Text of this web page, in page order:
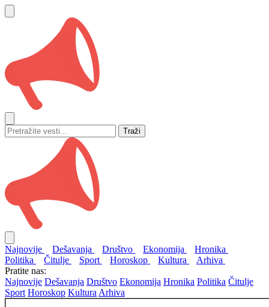
Traži
Najnovije Dešavanja Društvo Ekonomija
Hronika
Politika
Čitulje Sport Horoskop Kultura
Arhiva
Pratite nas:
Najnovije Dešavanja Društvo Ekonomija Hronika Politika Čitulje
Sport Horoskop Kultura Arhiva